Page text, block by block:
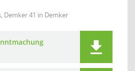
Demker 41 in Demker